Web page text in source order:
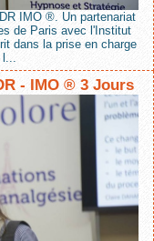
IMO ®. Un partenariat
de Paris avec l'Institut
dans la prise en charge
- IMO ® 3 Jours